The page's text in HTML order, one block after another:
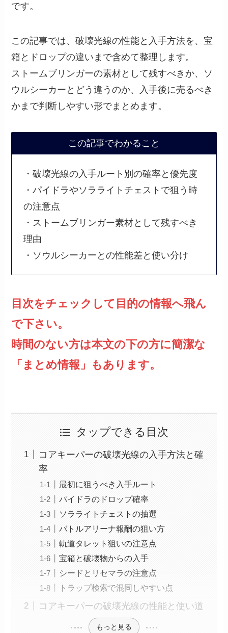
です。
この記事では、破壊光線の性能と入手方法を、宝
箱とドロップの違いまで含めて整理します。
ストームブリンガーの素材として残すべきか、ソ
ウルシーカーとどう違うのか、入手後に売るべき
かまで判断しやすい形でまとめます。
この記事でわかること
・破壊光線の入手ルート別の確率と優先度
・パイドラやソラライトチェストで狙う時
の注意点
・ストームブリンガー素材として残すべき
理由
・ソウルシーカーとの性能差と使い分け
目次をチェックして目的の情報へ飛ん
で下さい。
時間のない方は本文の下の方に簡潔な
「まとめ情報」もあります。
タップできる目次
コアキーパーの破壊光線の入手方法と確
率
最初に狙うべき入手ルート
パイドラのドロップ確率
ソラライトチェストの抽選
バトルアリーナ報酬の狙い方
軌道タレット狙いの注意点
宝箱と破壊物からの入手
シードとリセマラの注意点
トラップ検索で混同しやすい点
コアキーパーの破壊光線の性能と使い道
もっと見る